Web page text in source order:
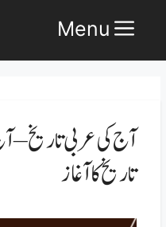
Menu
آج کی عربی تاریخ –
تاریخ کا آغاز